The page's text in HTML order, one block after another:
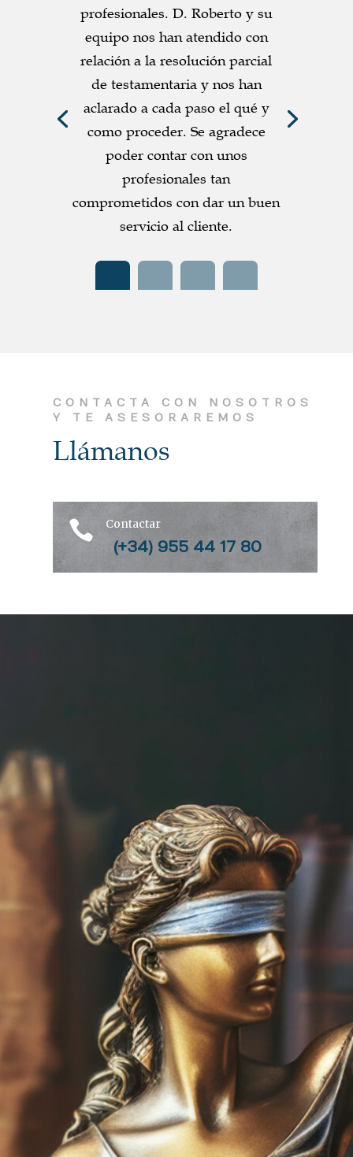
profesionales. D. Roberto y su
equipo nos han atendido con
relación a la resolución parcial
de testamentaria y nos han
aclarado a cada paso el qué y
como proceder. Se agradece
poder contar con unos
profesionales tan
comprometidos con dar un buen
servicio al cliente.
CONTACTA CON NOSOTROS
Y TE ASESORAREMOS
Llámanos
 Contactar
(+34) 955 44 17 80